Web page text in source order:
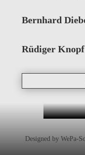
Bernhard
Rüdiger Knopf
Designed by WePa-